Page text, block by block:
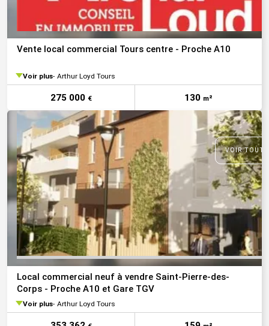
Vente local commercial Tours centre - Proche A10
Voir plus Arthur Loyd Tours
275 000 € 130 m²
VOIR
Local commercial neuf à vendre Saint-Pierre-des-
Corps - Proche A10 et Gare TGV
Voir plus Arthur Loyd Tours